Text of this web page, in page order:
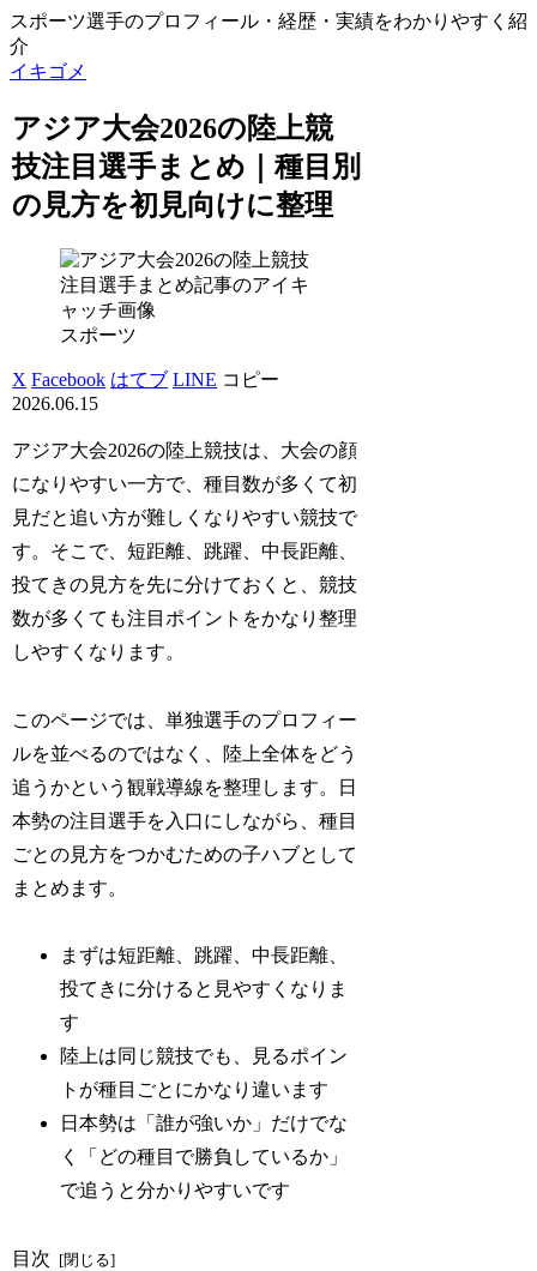
スポーツ選手のプロフィール・経歴・実績をわかりやすく紹
介
イキゴメ
アジア大会2026の陸上競
技注目選手まとめ｜種目別
の見方を初見向けに整理
スポーツ
X Facebook はてブ LINE コピー
2026.06.15
アジア大会2026の陸上競技は、大会の顔
になりやすい一方で、種目数が多くて初
見だと追い方が難しくなりやすい競技で
す。そこで、短距離、跳躍、中長距離、
投てきの見方を先に分けておくと、競技
数が多くても注目ポイントをかなり整理
しやすくなります。
このページでは、単独選手のプロフィー
ルを並べるのではなく、陸上全体をどう
追うかという観戦導線を整理します。日
本勢の注目選手を入口にしながら、種目
ごとの見方をつかむための子ハブとして
まとめます。
まずは短距離、跳躍、中長距離、
投てきに分けると見やすくなりま
す
陸上は同じ競技でも、見るポイン
トが種目ごとにかなり違います
日本勢は「誰が強いか」だけでな
く「どの種目で勝負しているか」
で追うと分かりやすいです
目次